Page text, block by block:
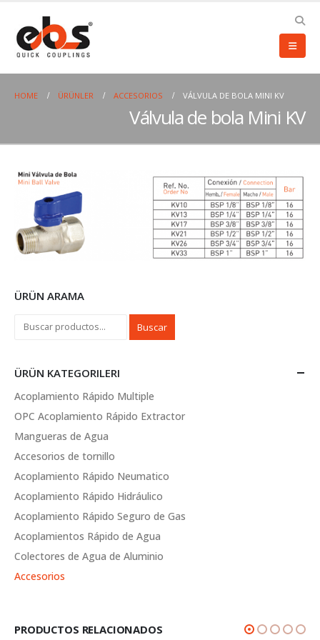
HOME ÜRÜNLER ACCESORIOS VÁLVULA DE BOLA MINI KV
Válvula de bola Mini KV
ÜRÜN ARAMA
Buscar
ÜRÜN KATEGORILERI
Acoplamiento Rápido Multiple
OPC Acoplamiento Rápido Extractor
Mangueras de Agua
Accesorios de tornillo
Acoplamiento Rápido Neumatico
Acoplamiento Rápido Hidráulico
Acoplamiento Rápido Seguro de Gas
Acoplamientos Rápido de Agua
Colectores de Agua de Aluminio
Accesorios
PRODUCTOS RELACIONADOS